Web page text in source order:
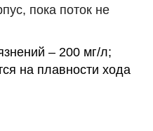
пока поток не
– 200 мг/л;
на плавности хода